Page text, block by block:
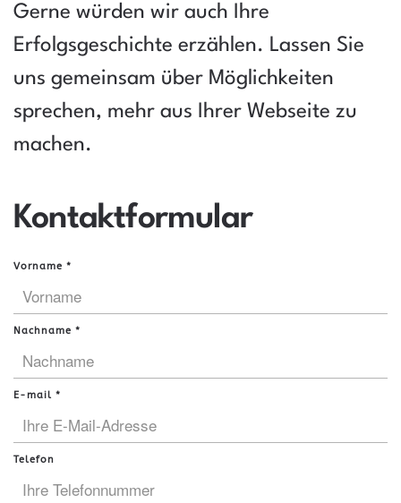
Gerne würden wir auch Ihre
Erfolgsgeschichte erzählen. Lassen Sie
uns gemeinsam über Möglichkeiten
sprechen, mehr aus Ihrer Webseite zu
machen.
Kontaktformular
Vorname *
Nachname *
E-mail *
Telefon